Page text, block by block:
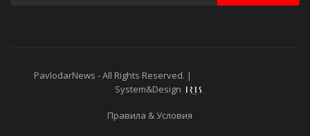
PavlodarNews - All Rights Reserved. |
System&Design
Правила & Условия